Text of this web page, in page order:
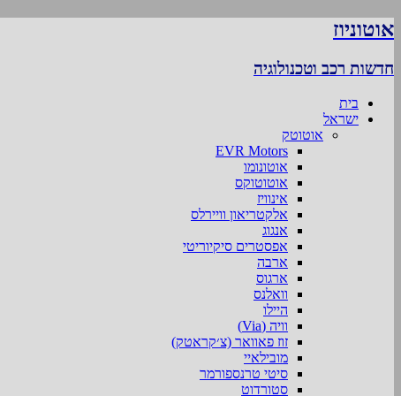
אוטוניוז
חדשות רכב וטכנולוגיה
בית
ישראל
אוטוטק
EVR Motors
אוטונומו
אוטוטוקס
אינוויז
אלקטריאון וויירלס
אנגוג
אפסטרים סיקיוריטי
ארבה
ארגוס
וואלנס
היילו
וויה (Via)
זוז פאוואר (צ׳קראטק)
מובילאיי
סיטי טרנספורמר
סטורדוט